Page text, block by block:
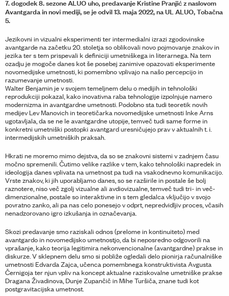
7. dogodek 8. sezone ALUO uho, predavanje Kristine Pranjić z naslovom
Avantgarda in novi mediji, se je odvil 13. maja 2022, na UL ALUO, Tobačna
5.
Jezikovni in vizualni eksperimenti ter intermedialni izrazi zgodovinske
avantgarde na začetku 20. stoletja so oblikovali novo pojmovanje znakov in
jezika ter s tem prispevali k definiciji umetniškega in literarnega. Na tem
ozadju je mogoče danes kot še posebej zanimive opazovati eksperimente
novomedijske umetnosti, ki pomembno vplivajo na našo percepcijo in
razumevanje umetnosti.
Walter Benjamin je v svojem temeljnem delu o medijih in tehnološki
reprodukciji pokazal, kako inovativna raba tehnologije izpolnjuje namero
modernizma in avantgardne umetnosti. Podobno sta tudi teoretik novih
medijev Lev Manovich in teoretičarka novomedijske umetnosti Inke Arns
ugotavljala, da se ne le avantgardne utopije, temveč tudi same forme in
konkretni umetniški postopki avantgard uresničujejo prav v aktualnih t. i.
intermedijskih umetniških praksah.
Hkrati ne moremo mimo dejstva, da so se znakovni sistemi v zadnjem času
močno spremenili. Čutimo velike razlike v tem, kako tehnološki napredek in
ideologija danes vplivata na umetnost pa tudi na vsakodnevno komunikacijo.
Vrste znakov, ki jih uporabljamo danes, so se razširile in postale še bolj
raznotere, niso več zgolj vizualne ali avdiovizualne, temveč tudi tri- in več-
dimenzionalne, postale so interaktivne in s tem gledalca vključijo v svojo
povratno zanko, ali pa nas celo ponesejo v odprt, nepredvidljiv proces, včasih
nenadzorovano igro izkušanja in označevanja.
Skozi predavanje smo raziskali odnos (prelome in kontinuiteto) med
avantgardo in novomedijsko umetnostjo, da bi neposredno odgovorili na
vprašanje, kako teorija legitimira nekonvencionalne (avantgardne) prakse in
diskurze. V sklepnem delu smo si pobliže ogledali delo pionirja računalniške
umetnosti Edvarda Zajca, učenca pomembnega konstruktivista Avgusta
Černigoja ter njun vpliv na koncept aktualne raziskovalne umetniške prakse
Dragana Živadinova, Dunje Zupančič in Mihe Turšiča, znane tudi kot
postgravitacijska umetnost.